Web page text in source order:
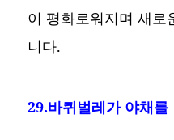
이 평화로워지며 새로
니다.
29.바퀴벌레가 야채를